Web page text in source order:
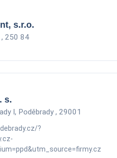
s.r.o.
, 250 84
s.
I, Poděbrady , 29001
?